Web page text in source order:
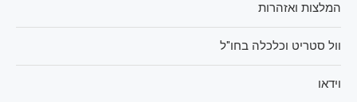
המלצות ואזהרות
וול סטריט וכלכלה בחו"ל
וידאו